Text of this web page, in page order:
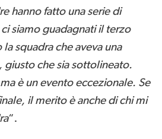
hanno fatto una serie di
siamo guadagnati il terzo
squadra che aveva una
giusto che sia sottolineato.
è un evento eccezionale. Se
il merito è anche di chi mi
“.